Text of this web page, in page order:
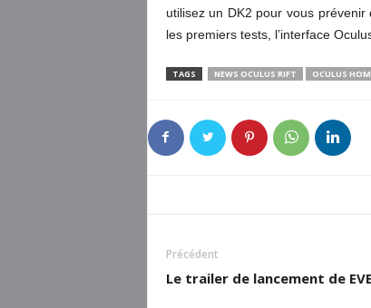
utilisez un DK2 pour vous
les premiers tests, l’interface
TAGS NEWS OCULUS RIFT OCULUS
Précédent
Le trailer de lancement de